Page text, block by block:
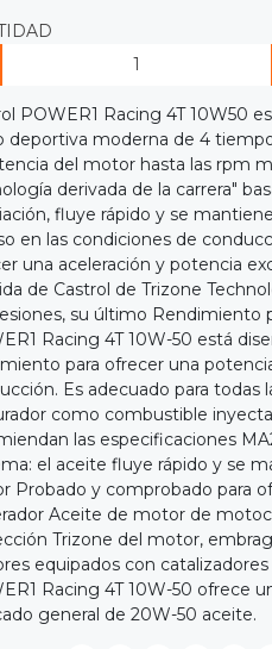
POWER1 Racing 4T 10W50
deportiva moderna de 4
del motor hasta las rpm
derivada de la carrera"
fluye rápido y se
en las condiciones de
una aceleración y potencia
de Castrol de Trizone
su último Rendimiento
Racing 4T 10W-50 está
para ofrecer una
Es adecuado para
como combustible
las especificaciones
el aceite fluye rápido y se
Probado y comprobado para
Aceite de motor de
Trizone del motor,
equipados con
Racing 4T 10W-50 ofrece
general de 20W-50 aceite.